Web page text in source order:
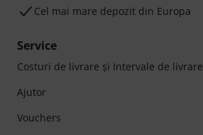
Cel mai mare depozit din Europa
Service
Costuri de livrare şi Intervale de livrare
Ajutor
Vouchers